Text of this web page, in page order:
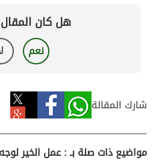
هل كان
نعم
شارك المقالة
مواضيع ذات صلة بـ : عمل الخير